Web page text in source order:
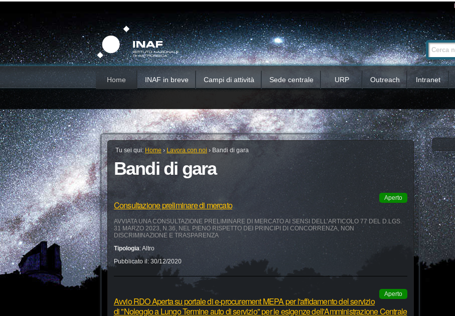
contenuti.
Salta
alla
navigazione
Cerca nel sito
Ricerca
avanzata…
Home INAF in breve Campi di attività Sede centrale URP Outreach Intranet
Tu sei qui: Home › Lavora con noi › Bandi di gara
Bandi di gara
Aperto
Consultazione preliminare di mercato
AVVIATA UNA CONSULTAZIONE PRELIMINARE DI MERCATO AI SENSI DELL’ARTICOLO 77 DEL D.LGS.
31 MARZO 2023, N.36, NEL PIENO RISPETTO DEI PRINCIPI DI CONCORRENZA, NON
DISCRIMINAZIONE E TRASPARENZA
Tipologia:Altro
Pubblicato il: 30/12/2020
Aperto
Avvio RDO Aperta su portale di e-procurement MEPA per l'affidamento del servizio
di "Noleggio a Lungo Termine auto di servizio" per le esigenze dell'Amministrazione Centrale